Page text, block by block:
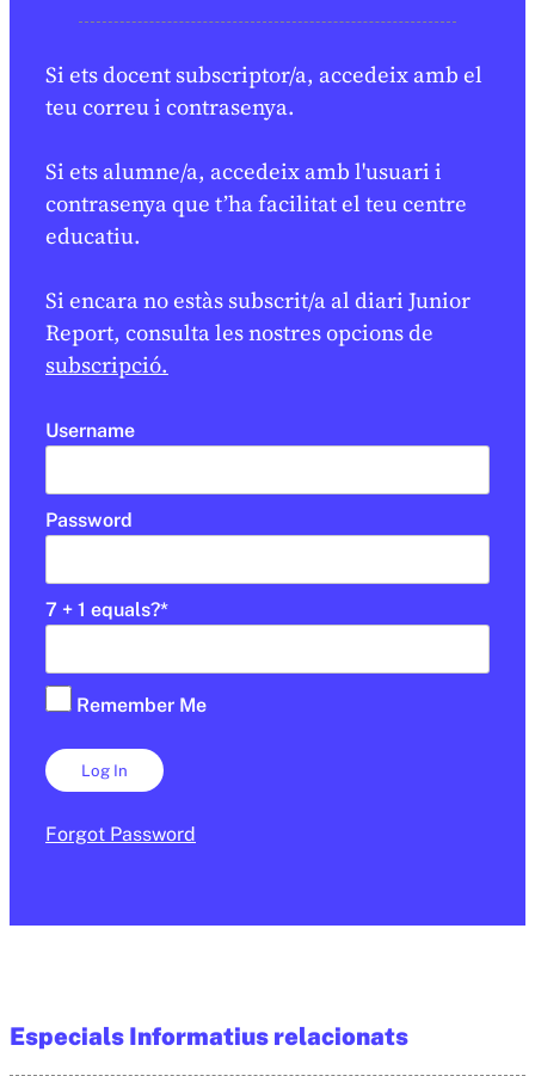
Si ets docent subscriptor/a, accedeix amb el
teu correu i contrasenya.
Si ets alumne/a, accedeix amb l'usuari i
contrasenya que t’ha facilitat el teu centre
educatiu.
Si encara no estàs subscrit/a al diari Junior
Report, consulta les nostres opcions de
subscripció.
Username
Password
7 + 1 equals?*
Remember Me
Forgot Password
Especials Informatius relacionats